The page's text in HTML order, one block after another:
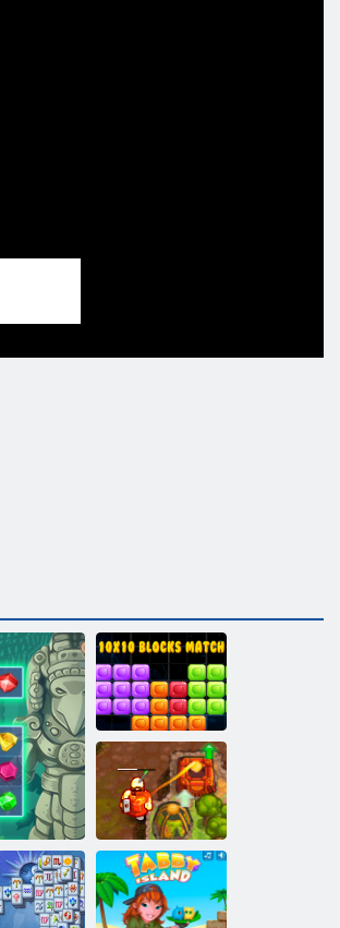
10 mal 10
Blocks Match
Verfluchter
Schatz 2